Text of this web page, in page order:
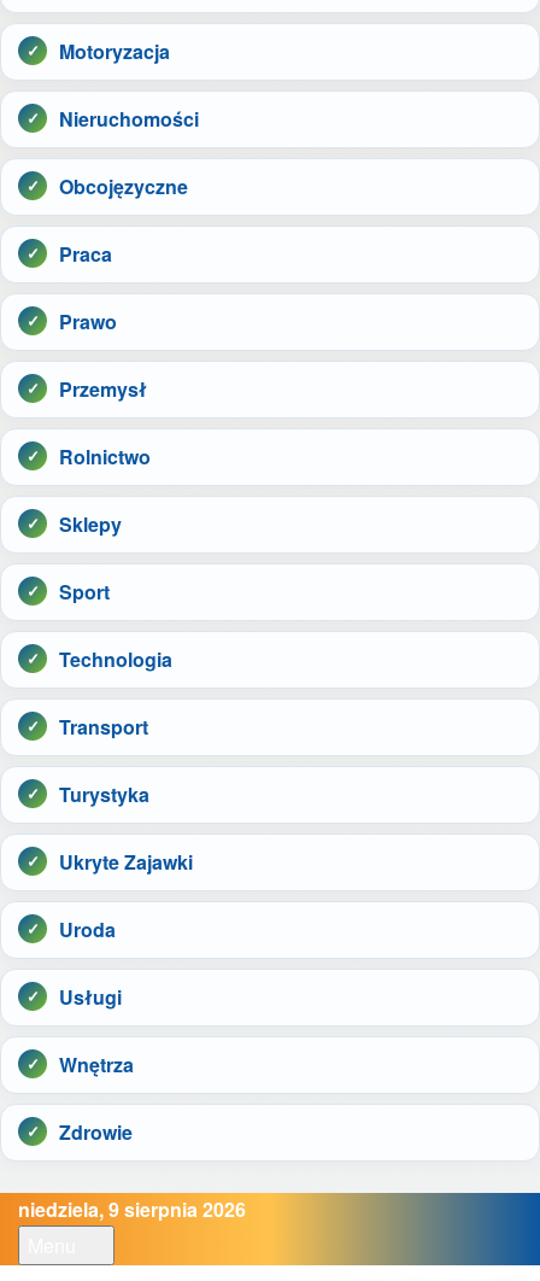
Motoryzacja
Nieruchomości
Obcojęzyczne
Praca
Prawo
Przemysł
Rolnictwo
Sklepy
Sport
Technologia
Transport
Turystyka
Ukryte Zajawki
Uroda
Usługi
Wnętrza
Zdrowie
niedziela, 9 sierpnia 2026